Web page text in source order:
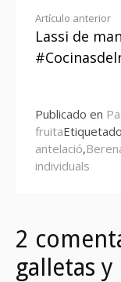
Seguir
leyendo
Artículo anterior
Lassi de
Publicado en
fruita
antelació,
individuals
2
galletas